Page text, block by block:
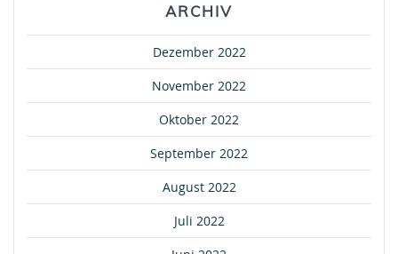
ARCHIV
Dezember 2022
November 2022
Oktober 2022
September 2022
August 2022
Juli 2022